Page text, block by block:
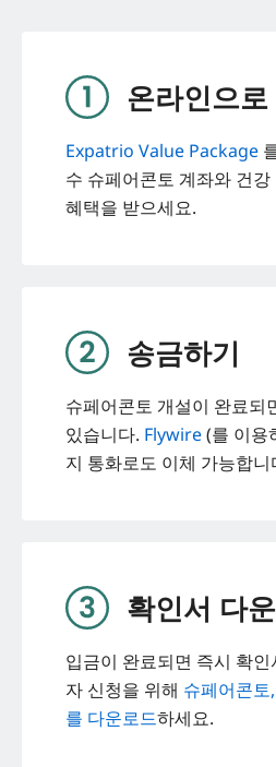
온라인으
Expatrio Value Package
수 슈페어콘토 계좌와 건
혜택을 받으세요.
송금하기
슈페어콘토 개설이 완료되
있습니다. Flywire(를 이용
지 통화로도 이체 가능합니
확인서 다
입금이 완료되면 즉시 확
자 신청을 위해 슈페어콘토
를 다운로드하세요.